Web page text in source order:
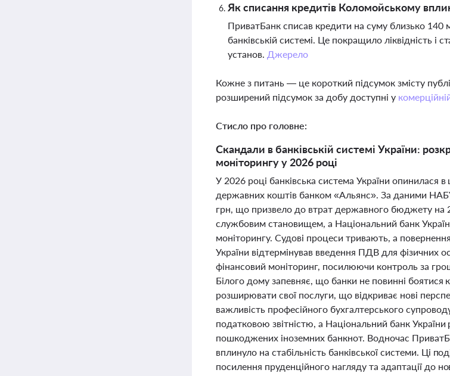
Як списання кредитів Коломойському
ПриватБанк списав кредити на суму близько
банківській системі. Це покращило ліквідність і
установ. Джерело
Кожне з питань — це короткий підсумок змісту
розширений підсумок за добу доступні у
Стисло про головне:
Скандали в банківській системі України:
моніторингу у 2026 році
У 2026 році банківська система України опинилася
державних коштів банком «Альянс». За даними
грн, що призвело до втрат державного бюджету на
службовим становищем, а Національний банк
моніторингу. Судові процеси тривають, а
України відтермінував введення ПДВ для фізичних
фінансовий моніторинг, посилюючи контроль за
Білого дому запевняє, що банки не повинні боятися
розширювати свої послуги, що відкриває нові
важливість професійного бухгалтерського
податковою звітністю, а Національний банк
пошкоджених іноземних банкнот. Водночас
вплинуло на стабільність банківської системи. Ці
посилення пруденційного нагляду та адаптації до